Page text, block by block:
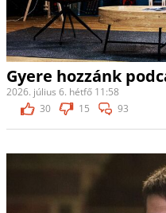
Gyere hozzánk
2026. július 6. hétfő 11:58
30
15 93